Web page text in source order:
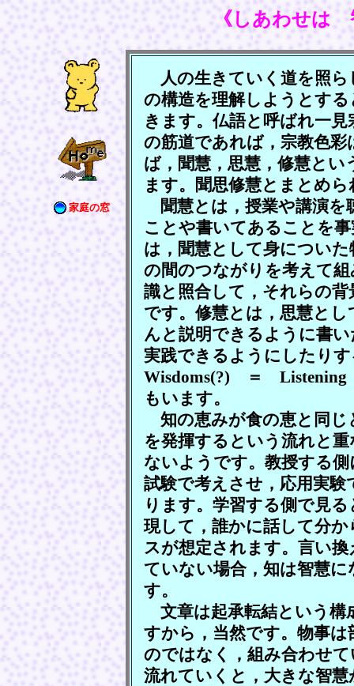
《しあわせは
家庭の窓
人の生きていく道を照ら
の構造を理解しようとす
きます。仏語と呼ばれ一
の筋道であれば，宗教色
ば，聞慧，思慧，修慧と
ます。聞思修慧とまとめ
聞慧とは，授業や講演を
ことや書いてあることを
は，聞慧として身につい
の間のつながりを考えて
識と照合して，それらの
です。修慧とは，思慧と
んと説明できるように書
実践できるようにしたり
Wisdoms(?) ＝ Listening
もいます。
知の恵みが食の恵と同じ
を発揮するという流れと
ないようです。教授する
試験で考えさせ，応用実
ります。学習する側で見
現して，誰かに話して分
スが想定されます。言い
ていない場合，知は智慧
す。
文章は起承転結という構
すから，当然です。物事
のではなく，組み合わせ
流れていくと，大きな智